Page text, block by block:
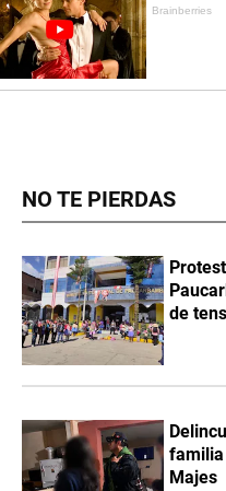
NO TE PIERDAS
de
familia
Majes